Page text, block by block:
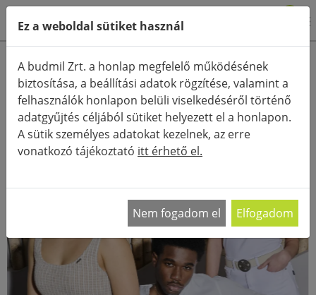
Ez a weboldal sütiket használ
A budmil Zrt. a honlap megfelelő működésének
biztosítása, a beállítási adatok rögzítése, valamint a
felhasználók honlapon belüli viselkedéséről történő
adatgyűjtés céljából sütiket helyezett el a honlapon.
A sütik személyes adatokat kezelnek, az erre
vonatkozó tájékoztató itt érhető el.
Nem fogadom el Elfogadom